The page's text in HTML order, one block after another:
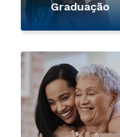
Graduação